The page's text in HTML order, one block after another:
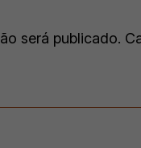
será publicado.